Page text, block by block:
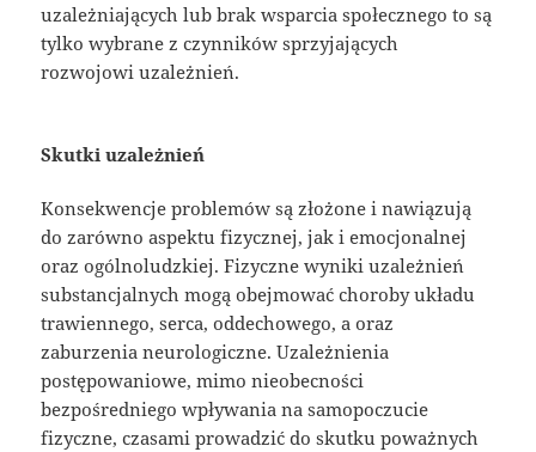
uzależniających lub brak wsparcia społecznego to są
tylko wybrane z czynników sprzyjających
rozwojowi uzależnień.
Skutki uzależnień
Konsekwencje problemów są złożone i nawiązują
do zarówno aspektu fizycznej, jak i emocjonalnej
oraz ogólnoludzkiej. Fizyczne wyniki uzależnień
substancjalnych mogą obejmować choroby układu
trawiennego, serca, oddechowego, a oraz
zaburzenia neurologiczne. Uzależnienia
postępowaniowe, mimo nieobecności
bezpośredniego wpływania na samopoczucie
fizyczne, czasami prowadzić do skutku poważnych